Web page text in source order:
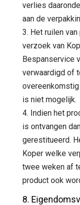
verlies
aan de
3. Het ruilen
verzoek van
Bespanservice
verwaardigd of
is niet mogelijk.
4. Indien het
is ontvangen
gerestitueerd.
Koper welke
twee weken af
product ook
8.